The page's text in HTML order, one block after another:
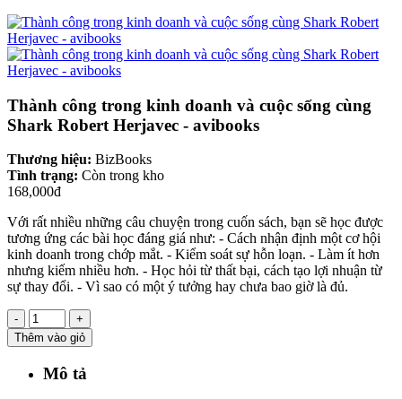
Thành công trong kinh doanh và cuộc sống cùng
Shark Robert Herjavec - avibooks
Thương hiệu: BizBooks
Tình trạng: Còn trong kho
168,000đ
Với rất nhiều những câu chuyện trong cuốn sách, bạn sẽ học được
tương ứng các bài học đáng giá như: - Cách nhận định một cơ hội
kinh doanh trong chớp mắt. - Kiểm soát sự hỗn loạn. - Làm ít hơn
nhưng kiếm nhiều hơn. - Học hỏi từ thất bại, cách tạo lợi nhuận từ
sự thay đổi. - Vì sao có một ý tưởng hay chưa bao giờ là đủ.
-
+
Thêm vào giỏ
Mô tả